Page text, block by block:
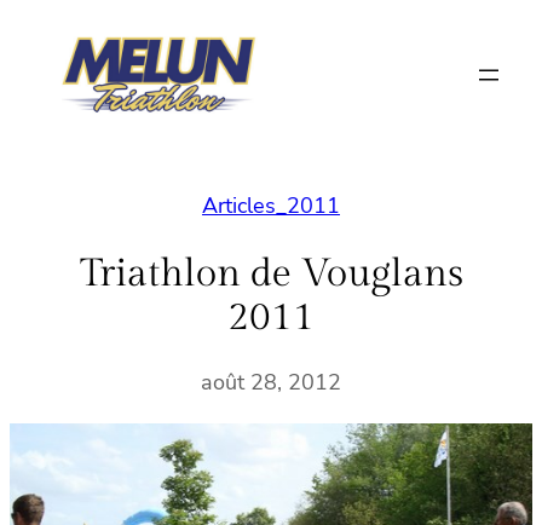
contenu
Articles_2011
Triathlon de Vouglans
2011
août 28, 2012